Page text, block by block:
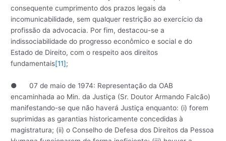
consequente cumprimento dos prazos legais da
incomunicabilidade, sem qualquer restrição ao exercício da
profissão da advocacia. Por fim, destacou-se a
indissociabilidade do progresso econômico e social e do
Estado de Direito, com o respeito aos direitos
fundamentais[11];
● 07 de maio de 1974: Representação da OAB
encaminhada ao Min. da Justiça (Sr. Doutor Armando Falcão)
manifestando-se que não haverá Justiça enquanto: (i) forem
suprimidas as garantias historicamente concedidas à
magistratura; (ii) o Conselho de Defesa dos Direitos da Pessoa